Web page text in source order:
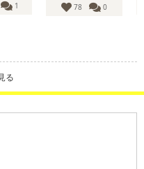
1
78
0
る